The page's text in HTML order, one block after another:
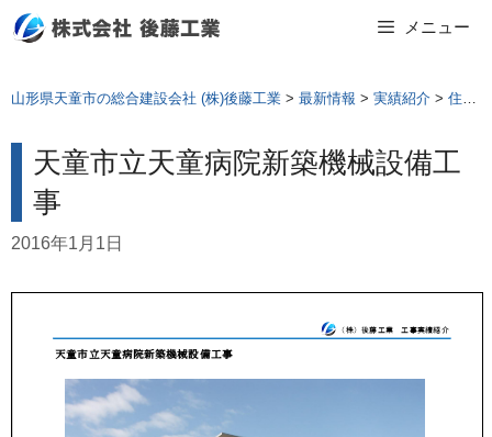
Skip
メニュー
山形県天童市の総合建設会社 (株)後藤工業 > 最新情報 > 実績紹介 > 住環境工事
天童市立天童病院新築機械設備工
事
2016年1月1日